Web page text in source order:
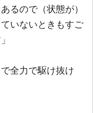
るので（状態が）
いないときもすご
全力で駆け抜け